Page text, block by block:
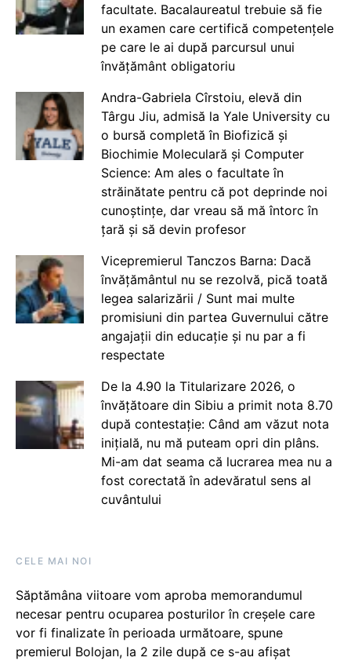
facultate. Bacalaureatul trebuie să fie
un examen care certifică competențele
pe care le ai după parcursul unui
învățământ obligatoriu
Andra-Gabriela Cîrstoiu, elevă din
Târgu Jiu, admisă la Yale University cu
o bursă completă în Biofizică și
Biochimie Moleculară și Computer
Science: Am ales o facultate în
străinătate pentru că pot deprinde noi
cunoștințe, dar vreau să mă întorc în
țară și să devin profesor
Vicepremierul Tanczos Barna: Dacă
învățământul nu se rezolvă, pică toată
legea salarizării / Sunt mai multe
promisiuni din partea Guvernului către
angajații din educație și nu par a fi
respectate
De la 4.90 la Titularizare 2026, o
învățătoare din Sibiu a primit nota 8.70
după contestație: Când am văzut nota
inițială, nu mă puteam opri din plâns.
Mi-am dat seama că lucrarea mea nu a
fost corectată în adevăratul sens al
cuvântului
CELE MAI NOI
Săptămâna viitoare vom aproba memorandumul
necesar pentru ocuparea posturilor în creșele care
vor fi finalizate în perioada următoare, spune
premierul Bolojan, la 2 zile după ce s-au afișat